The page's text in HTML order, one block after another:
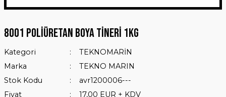
8001 Poliüretan Boya Tineri 1Kg
Kategori
TEKNOMARİN
Marka
TEKNO MARIN
Stok Kodu
avr1200006---
Fiyat
17,00 EUR + KDV